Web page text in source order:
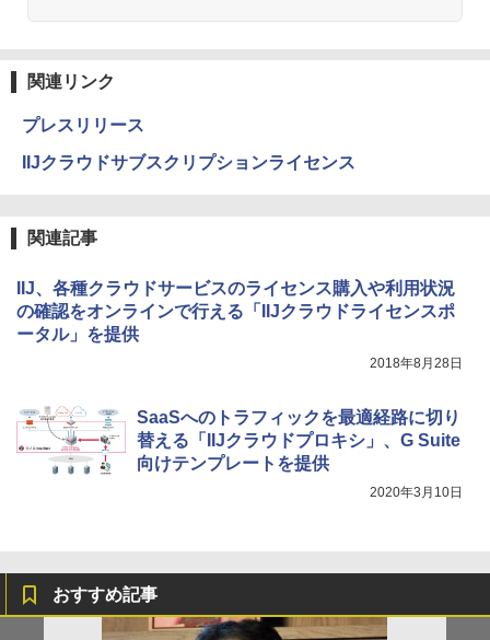
関連リンク
プレスリリース
IIJクラウドサブスクリプションライセンス
関連記事
IIJ、各種クラウドサービスのライセンス購入や利用状況
の確認をオンラインで行える「IIJクラウドライセンスポ
ータル」を提供
2018年8月28日
SaaSへのトラフィックを最適経路に切り
替える「IIJクラウドプロキシ」、G Suite
向けテンプレートを提供
2020年3月10日
おすすめ記事